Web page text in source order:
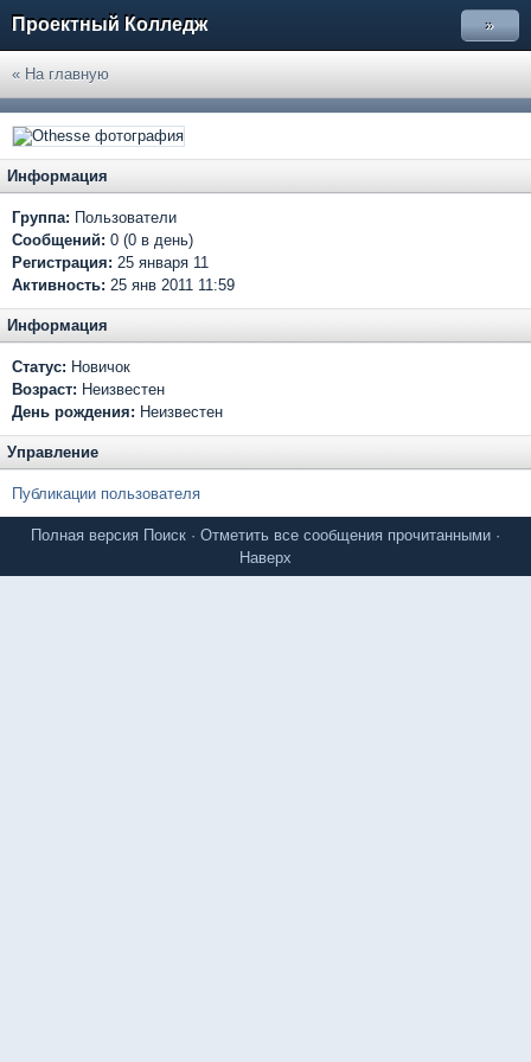
Проектный Колледж »
« На главную
Информация
Группа: Пользователи
Сообщений: 0 (0 в день)
Регистрация: 25 января 11
Активность: 25 янв 2011 11:59
Информация
Статус: Новичок
Возраст: Неизвестен
День рождения: Неизвестен
Управление
Публикации пользователя
Полная версия Поиск · Отметить все сообщения прочитанными ·
Наверх